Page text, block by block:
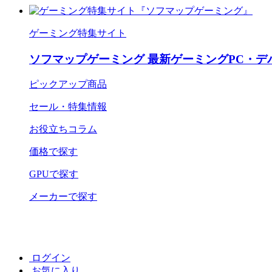
ゲーミング特集サイト
ソフマップゲーミング 最新ゲーミングPC・デ
ピックアップ商品
セール・特集情報
お役立ちコラム
価格で探す
GPUで探す
メーカーで探す
ログイン